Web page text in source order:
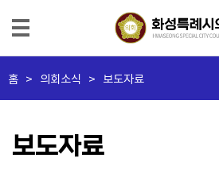
본문으로 바로가기
메인메뉴 바로가기
의
회
개
홈 > 의회소식 > 보도자료
보도자료